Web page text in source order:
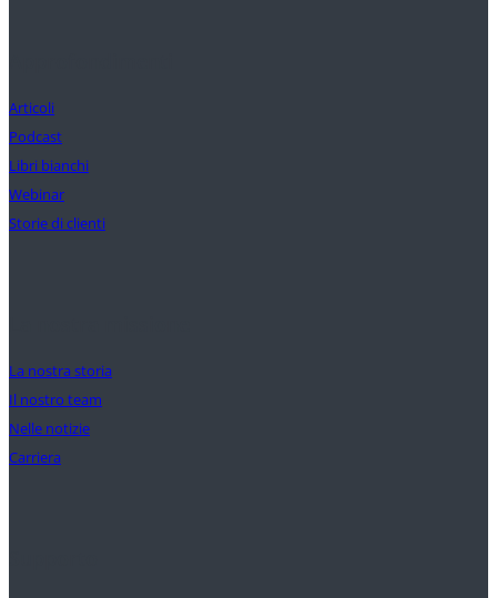
Articoli
Podcast
Libri bianchi
Webinar
Storie di clienti
La nostra storia
Il nostro team
Nelle notizie
Carriera